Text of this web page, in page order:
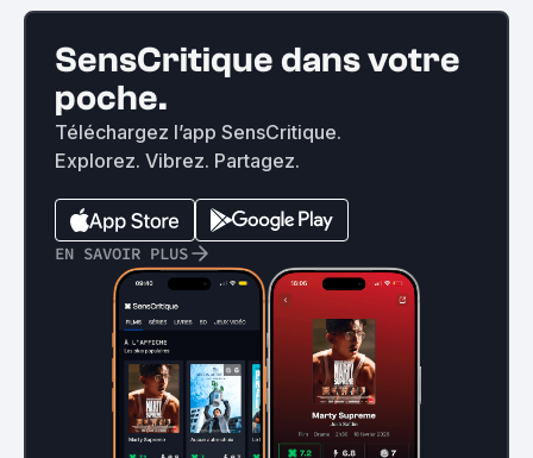
SensCritique dans votre
poche.
Téléchargez l’app SensCritique.
Explorez. Vibrez. Partagez.
EN SAVOIR PLUS